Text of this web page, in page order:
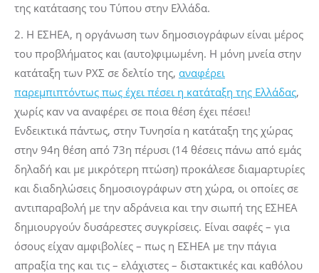
της κατάτασης του Τύπου στην Ελλάδα.
2. Η ΕΣΗΕΑ, η οργάνωση των δημοσιογράφων είναι μέρος
του προβλήματος και (αυτο)φιμωμένη. H μόνη μνεία στην
κατάταξη των ΡΧΣ σε δελτίο της, αναφέρει
παρεμπιπτόντως πως έχει πέσει η κατάταξη της Ελλάδας,
χωρίς καν να αναφέρει σε ποια θέση έχει πέσει!
Ενδεικτικά πάντως, στην Τυνησία η κατάταξη της χώρας
στην 94η θέση από 73η πέρυσι (14 θέσεις πάνω από εμάς
δηλαδή και με μικρότερη πτώση) προκάλεσε διαμαρτυρίες
και διαδηλώσεις δημοσιογράφων στη χώρα, οι οποίες σε
αντιπαραβολή με την αδράνεια και την σιωπή της ΕΣΗΕΑ
δημιουργούν δυσάρεστες συγκρίσεις. Είναι σαφές – για
όσους είχαν αμφιβολίες – πως η ΕΣΗΕΑ με την πάγια
απραξία της και τις – ελάχιστες – διστακτικές και καθόλου